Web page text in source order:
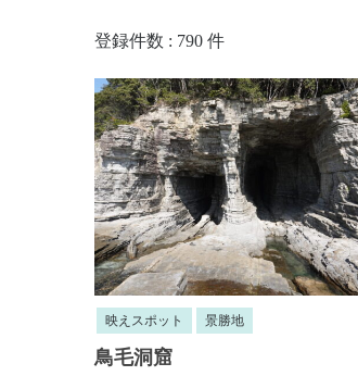
登録件数 : 790 件
映えスポット 景勝地
鳥毛洞窟